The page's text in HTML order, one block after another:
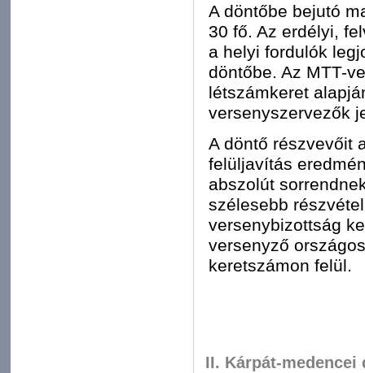
A döntőbe bejutó
30 fő. Az erdélyi,
a helyi fordulók
döntőbe. Az MTT-
létszámkeret
versenyszervezők
A döntő részvevőit
felüljavítás
abszolút
szélesebb
versenybizottság
versenyző
keretszámon felül.
II. Kárpát-medencei